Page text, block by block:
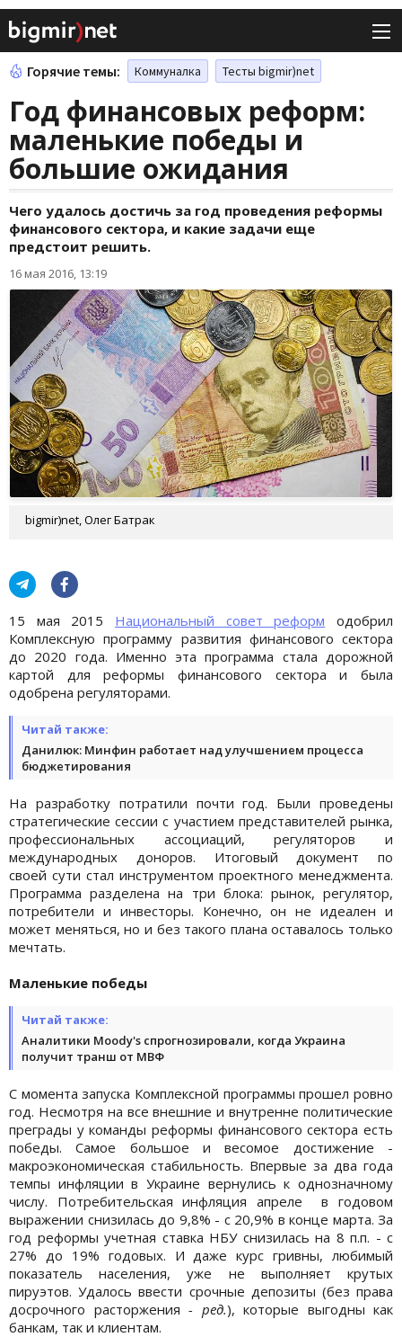
Горячие темы: Коммуналка Тесты bigmir)net
Год финансовых реформ:
маленькие победы и
большие ожидания
Чего удалось достичь за год проведения реформы
финансового сектора, и какие задачи еще
предстоит решить.
16 мая 2016, 13:19
bigmir)net, Олег Батрак
15 мая 2015 Национальный совет реформ одобрил
Комплексную программу развития финансового сектора
до 2020 года. Именно эта программа стала дорожной
картой для реформы финансового сектора и была
одобрена регуляторами.
Читай также:
Данилюк: Минфин работает над улучшением процесса
бюджетирования
На разработку потратили почти год. Были проведены
стратегические сессии с участием представителей рынка,
профессиональных ассоциаций, регуляторов и
международных доноров. Итоговый документ по
своей сути стал инструментом проектного менеджмента.
Программа разделена на три блока: рынок, регулятор,
потребители и инвесторы. Конечно, он не идеален и
может меняться, но и без такого плана оставалось только
мечтать.
Маленькие победы
Читай также:
Аналитики Moody's спрогнозировали, когда Украина
получит транш от МВФ
С момента запуска Комплексной программы прошел ровно
год. Несмотря на все внешние и внутренне политические
преграды у команды реформы финансового сектора есть
победы. Самое большое и весомое достижение -
макроэкономическая стабильность. Впервые за два года
темпы инфляции в Украине вернулись к однозначному
числу. Потребительская инфляция апреле в годовом
выражении снизилась до 9,8% - с 20,9% в конце марта. За
год реформы учетная ставка НБУ снизилась на 8 п.п. - с
27% до 19% годовых. И даже курс гривны, любимый
показатель населения, уже не выполняет крутых
пируэтов. Удалось ввести срочные депозиты (без права
досрочного расторжения - ред.), которые выгодны как
банкам, так и клиентам.